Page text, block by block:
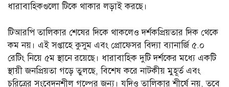
ধারাবাহিকগুলো টিকে থাকার লড়াই করছে।
টিআরপি তালিকার শেষের দিকে থাকলেও দর্শকপ্রিয়তার দিক থেকে
কম নয়। এই সপ্তাহে কুসুম এবং প্রোফেসর বিদ্যা ব্যানার্জি ৫.০
রেটিং নিয়ে ৫ম স্থানে রয়েছে। ধারাবাহিক দুটি দর্শকের মধ্যে একটি
স্থায়ী জনপ্রিয়তা গড়ে তুলছে, বিশেষ করে নাটকীয় মুহূর্ত এবং
চরিত্রের সংবেদনশীল গল্পের জন্য। যদিও তালিকার শীর্ষে নয়, তবে